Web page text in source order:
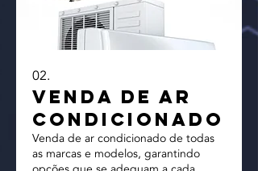
02.
Venda de Ar
Condicionado
Venda de ar condicionado de todas
as marcas e modelos, garantindo